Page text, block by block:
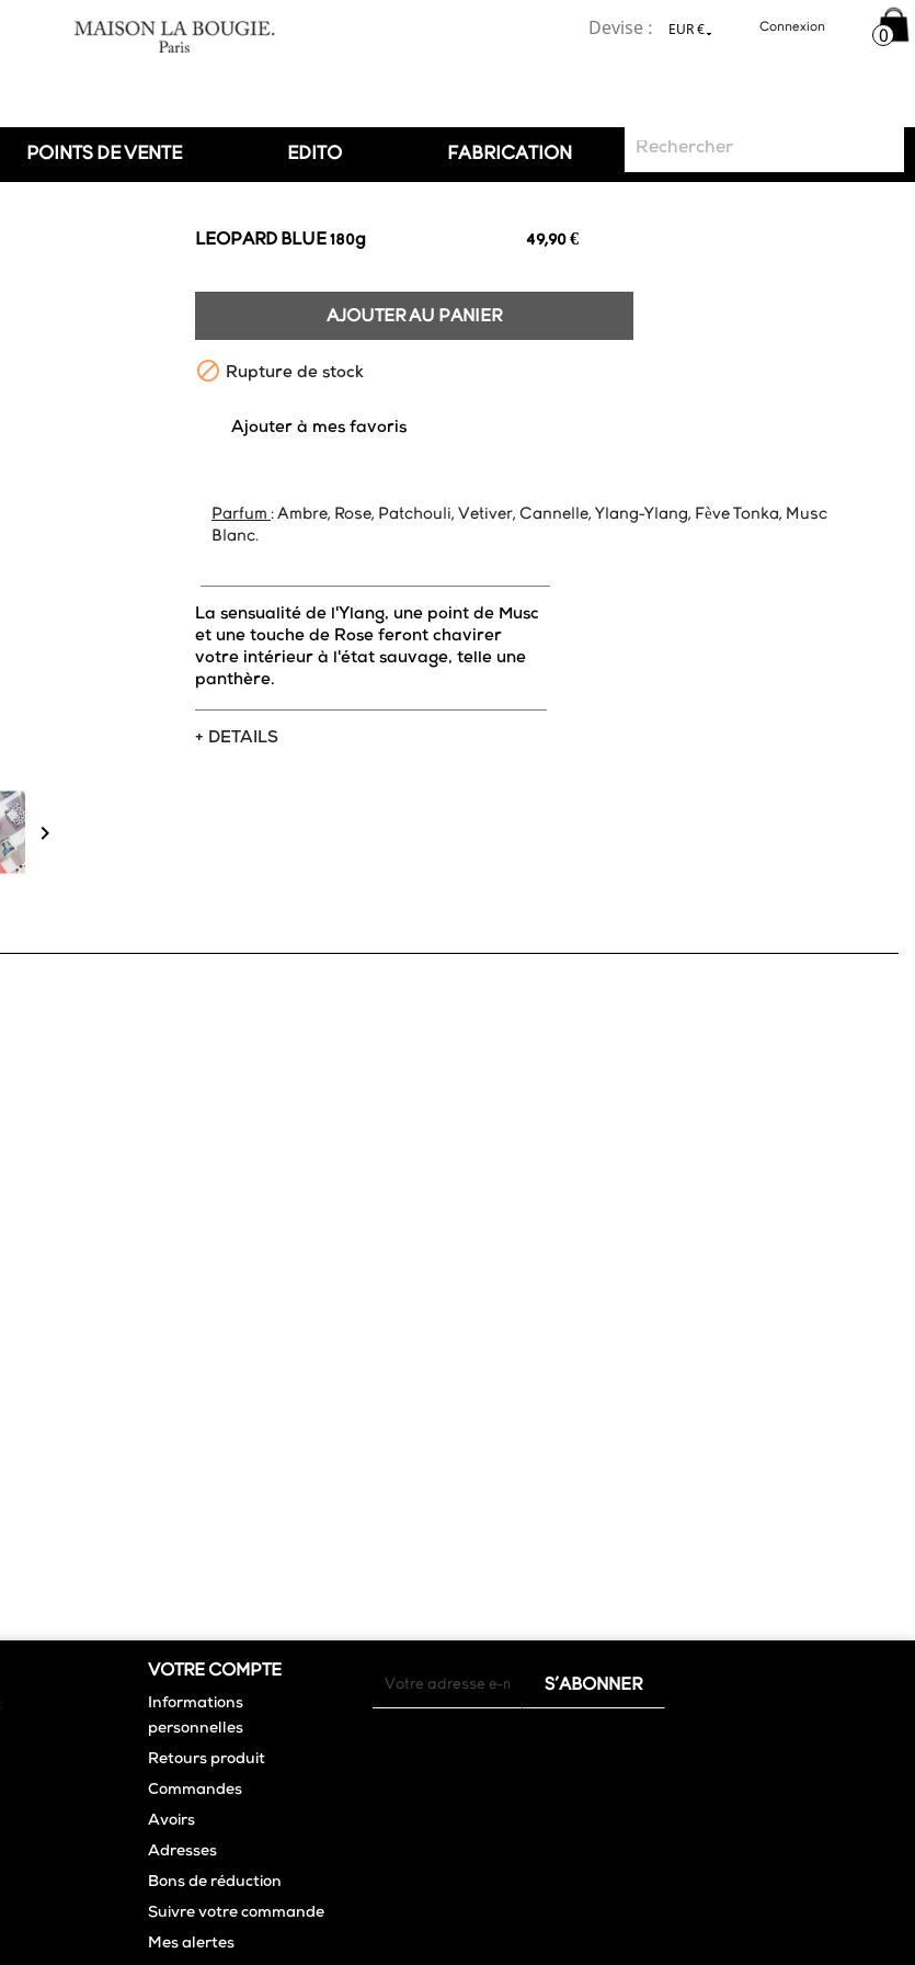
Devise : EUR € Connexion
POINTS DE VENTE EDITO FABRICATION
0

LEOPARD BLUE 180g 49,90 €
AJOUTER AU PANIER
 Rupture de stock
Ajouter à mes favoris
Parfum : Ambre, Rose, Patchouli, Vetiver, Cannelle, Ylang-Ylang, Fève Tonka, Musc
Blanc.
La sensualité de l'Ylang, une point de Musc
et une touche de Rose feront chavirer
votre intérieur à l'état sauvage, telle une
panthère.
+ DETAILS
VOTRE COMPTE
Informations
personnelles
Retours produit
Commandes
Avoirs
Adresses
Bons de réduction
Suivre votre commande
Mes alertes